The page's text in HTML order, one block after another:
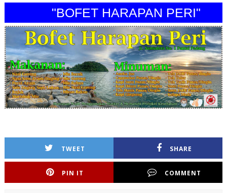
"BOFET HARAPAN PERI"
TWEET SHARE
PIN IT COMMENT